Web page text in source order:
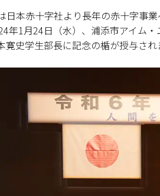
日本赤十字社より長年の赤十字事
年1月24日（水）、浦添市アイム
寛史学生部長に記念の楯が授与され